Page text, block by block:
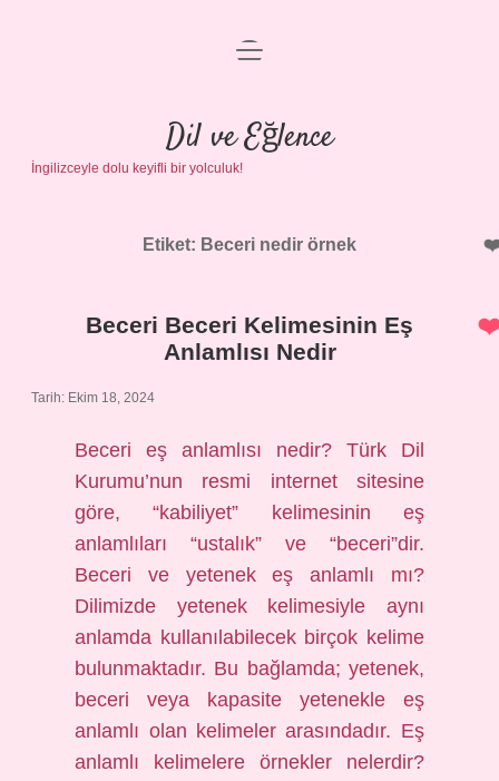
Anasayfa
Gizlilik Politikası
Yasal Uyarı
menüyü
Dil ve Eğlence
İngilizceyle dolu keyifli bir yolculuk!
Etiket: Beceri nedir örnek
Beceri Beceri Kelimesinin Eş
Anlamlısı Nedir
Tarih: Ekim 18, 2024
Beceri eş anlamlısı nedir? Türk Dil
Kurumu’nun resmi internet sitesine
göre, “kabiliyet” kelimesinin eş
anlamlıları “ustalık” ve “beceri”dir.
Beceri ve yetenek eş anlamlı mı?
Dilimizde yetenek kelimesiyle aynı
anlamda kullanılabilecek birçok kelime
bulunmaktadır. Bu bağlamda; yetenek,
beceri veya kapasite yetenekle eş
anlamlı olan kelimeler arasındadır. Eş
anlamlı kelimelere örnekler nelerdir?